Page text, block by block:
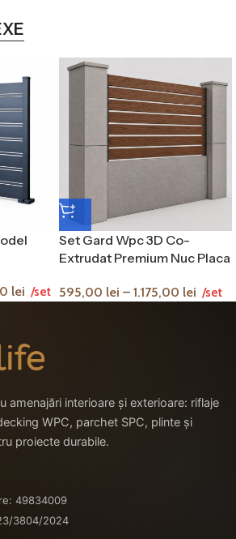
lei /set
Set Gard Wpc 3D Co-
Extrudat Premium Nuc Placa
595,00 lei – 1.175,00 lei /set
amenajări interioare și exterioare: riflaje
WPC, parchet SPC, plinte și
proiecte durabile.
49834009
3804/2024